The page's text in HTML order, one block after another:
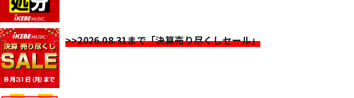
>>2026.08.31まで「決算売り尽くしセール」